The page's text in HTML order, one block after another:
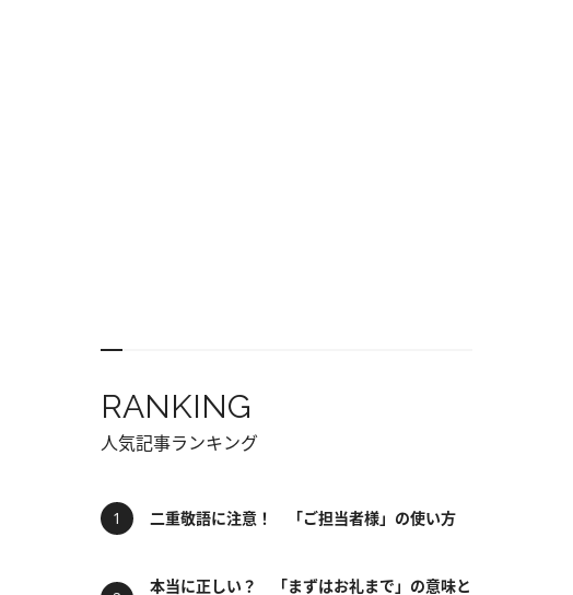
RANKING
人気記事ランキング
二重敬語に注意！ 「ご担当者様」の使い方
本当に正しい？ 「まずはお礼まで」の意味と